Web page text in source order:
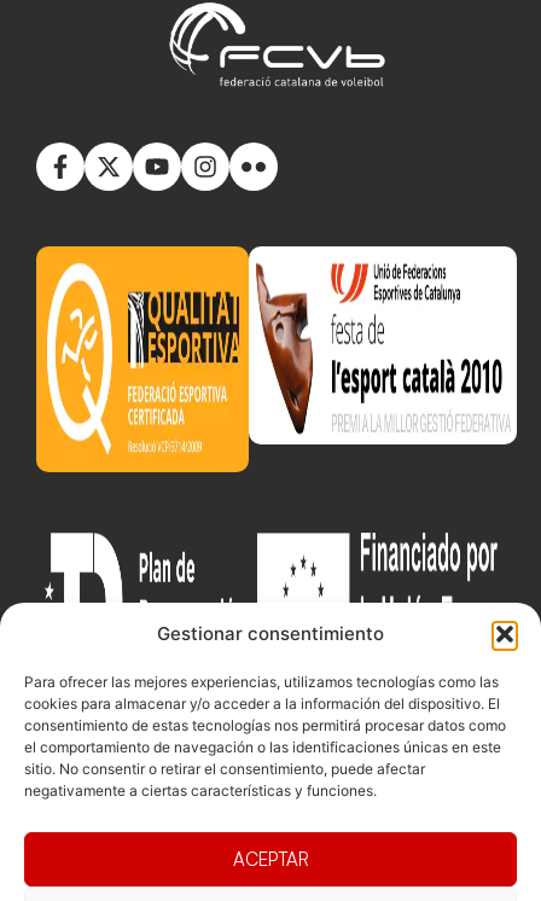
Gestionar consentimiento
Para ofrecer las mejores experiencias, utilizamos tecnologías como las
cookies para almacenar y/o acceder a la información del dispositivo. El
consentimiento de estas tecnologías nos permitirá procesar datos como
el comportamiento de navegación o las identificaciones únicas en este
sitio. No consentir o retirar el consentimiento, puede afectar
negativamente a ciertas características y funciones.
ACEPTAR
Junta
Competicions
Competiciones
Documentacio
Transparència
Eleccions
Contacte
08003